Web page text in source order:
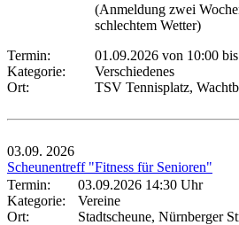
(Anmeldung zwei
schlechtem Wetter)
Termin:
01.09.2026 von 10:00
Kategorie:
Verschiedenes
Ort:
TSV Tennisplatz,
03.09. 2026
Scheunentreff "Fitness für Senioren"
Termin:
03.09.2026 14:30 Uhr
Kategorie:
Vereine
Ort:
Stadtscheune, Nürnberger